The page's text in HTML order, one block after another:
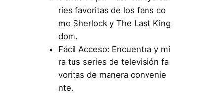
ries favoritas de los fans co
mo Sherlock y The Last King
dom.
Fácil Acceso: Encuentra y mi
ra tus series de televisión fa
voritas de manera convenie
nte.